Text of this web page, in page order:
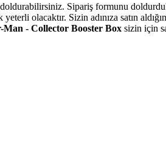
Sipariş formunu
olacaktır. Sizin adınıza satın
- Collector Booster Box sizin için